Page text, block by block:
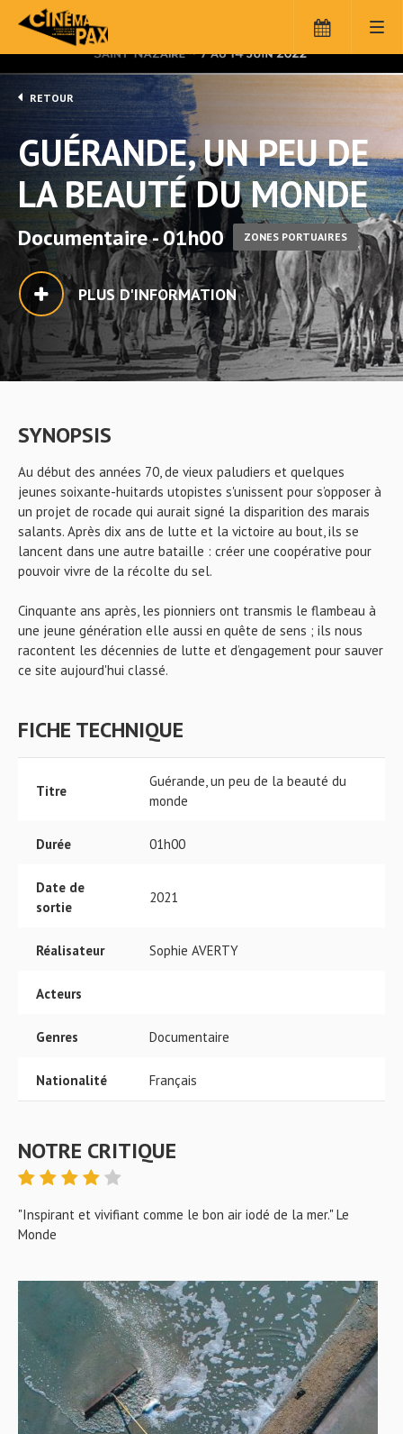
RETOUR
GUÉRANDE, UN PEU DE
LA BEAUTÉ DU MONDE
Documentaire - 01h00 ZONES PORTUAIRES
PLUS D'INFORMATION
SYNOPSIS
Au début des années 70, de vieux paludiers et quelques
jeunes soixante-huitards utopistes s'unissent pour s’opposer à
un projet de rocade qui aurait signé la disparition des marais
salants. Après dix ans de lutte et la victoire au bout, ils se
lancent dans une autre bataille : créer une coopérative pour
pouvoir vivre de la récolte du sel.
Cinquante ans après, les pionniers ont transmis le flambeau à
une jeune génération elle aussi en quête de sens ; ils nous
racontent les décennies de lutte et d’engagement pour sauver
ce site aujourd'hui classé.
FICHE TECHNIQUE
Titre
Guérande, un peu de la beauté du
monde
Durée 01h00
Date de
sortie
2021
Réalisateur Sophie AVERTY
Acteurs
Genres Documentaire
Nationalité Français
NOTRE CRITIQUE
"Inspirant et vivifiant comme le bon air iodé de la mer." Le
Monde